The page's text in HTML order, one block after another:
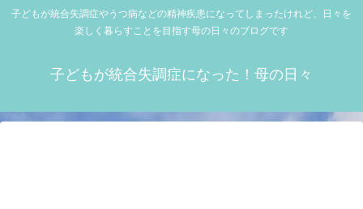
子どもが統合失調症やうつ病などの精神疾患になってしまったけれど、日々を
楽しく暮らすことを目指す母の日々のブログです
子どもが統合失調症になった！母の日々